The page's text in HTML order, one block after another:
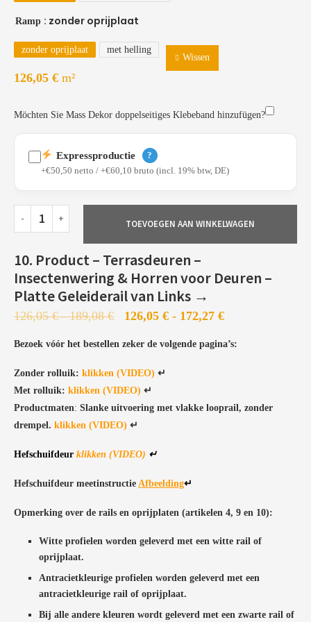
Ramp : zonder oprijplaat
zonder oprijplaat met helling
Wissen
126,05 € m²
Möchten Sie Mass Dekor doppelseitiges Klebeband hinzufügen?
Expressproductie ?
+€50,50 netto / +€60,10 bruto (incl. 19% btw, DE)
Profielen al gelakt en uit voorraad leverbaar
Snelle configuratie en expressverzending
Profielen worden naar de lakafdeling gestuurd
Lakken duurt 5–7 werkdagen
Daarna productie, configuratie en verzending
TOEVOEGEN AAN WINKELWAGEN
10. Product – Terrasdeuren –
Insectenwering & Horren voor Deuren –
Platte Geleiderail van Links →
126,05€ - 189,08€ 126,05 € - 172,27 €
Bezoek vóór het bestellen zeker de volgende pagina’s:
Zonder rolluik: klikken (VIDEO) ↵
Met rolluik: klikken (VIDEO) ↵
Productmaten: Slanke uitvoering met vlakke looprail, zonder
drempel. klikken (VIDEO) ↵
Hefschuifdeur klikken (VIDEO) ↵
Hefschuifdeur meetinstructie Afbeelding↵
Opmerking over de rails en oprijplaten (artikelen 4, 9 en 10):
Witte profielen worden geleverd met een witte rail of
oprijplaat.
Antracietkleurige profielen worden geleverd met een
antracietkleurige rail of oprijplaat.
Bij alle andere kleuren wordt geleverd met een zwarte rail of